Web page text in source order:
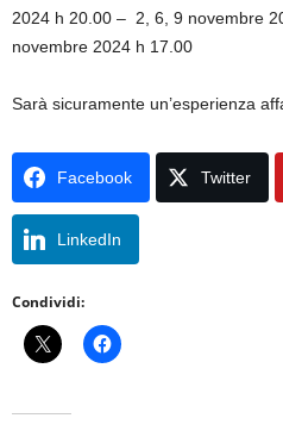
2024 h 20.00 – 2, 6, 9 novembre
novembre 2024 h 17.00
Sarà sicuramente un’esperienza
Facebook Twitter
LinkedIn
Condividi: